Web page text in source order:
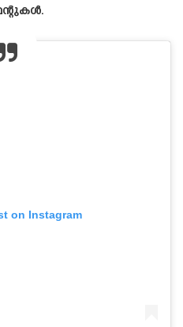
on Instagram